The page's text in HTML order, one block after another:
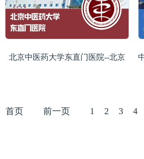
北京中医药大学东直门医院--北京
首页 前一页 1 2 3 4